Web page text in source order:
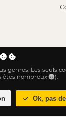
genres. Les seuls
êtes nombreux
).
Ok, pas